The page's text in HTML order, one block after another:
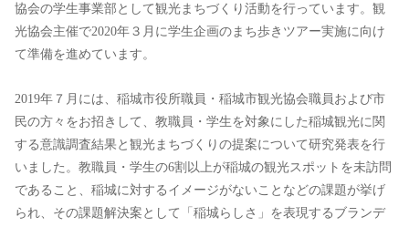
協会の学生事業部として観光まちづくり活動を行っています。観
光協会主催で2020年３月に学生企画のまち歩きツアー実施に向け
て準備を進めています。
2019年７月には、稲城市役所職員・稲城市観光協会職員および市
民の方々をお招きして、教職員・学生を対象にした稲城観光に関
する意識調査結果と観光まちづくりの提案について研究発表を行
いました。教職員・学生の6割以上が稲城の観光スポットを未訪問
であること、稲城に対するイメージがないことなどの課題が挙げ
られ、その課題解決案として「稲城らしさ」を表現するブランデ